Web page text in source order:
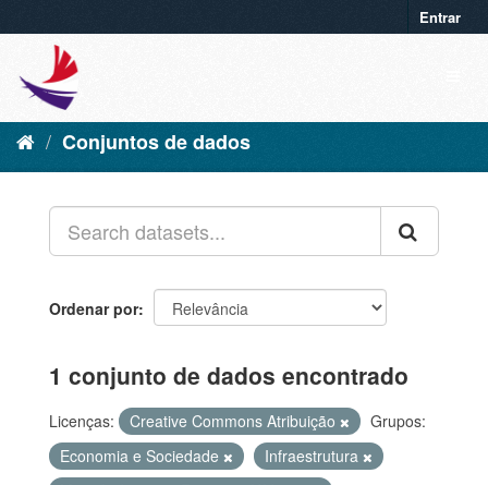
Entrar
Conjuntos de dados
Ordenar por
1 conjunto de dados encontrado
Licenças: Creative Commons Atribuição
Grupos:
Economia e Sociedade
Infraestrutura